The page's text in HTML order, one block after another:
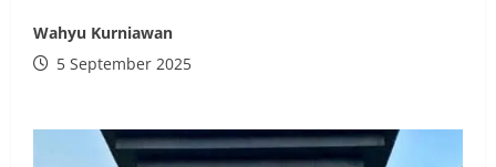
Wahyu Kurniawan
5 September 2025